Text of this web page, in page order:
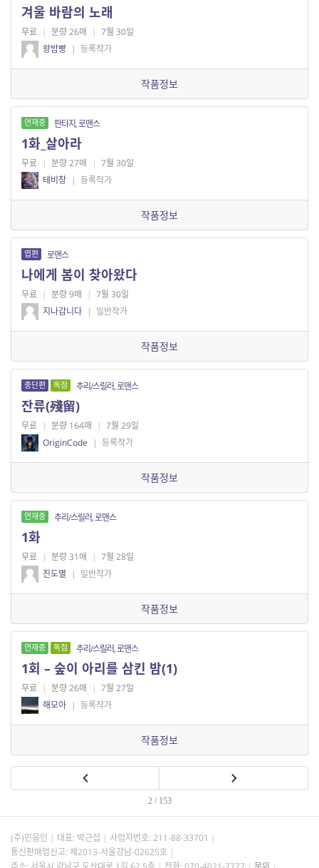
겨울 바람의 노래
무료 | 분량 26매 | 7월 30일
왕밤빵 | 등록작가
작품정보
연재중 판타지, 로맨스
1화_살아라
무료 | 분량 27매 | 7월 30일
테비창 | 등록작가
작품정보
엽편 로맨스
나에게 봄이 찾아왔다
무료 | 분량 9매 | 7월 30일
지나갑니다 | 일반작가
작품정보
중단편 독점 추리/스릴러, 로맨스
잔류(殘留)
무료 | 분량 164매 | 7월 29일
OriginCode
| 등록작가
작품정보
연재중 추리/스릴러, 로맨스
1화
무료 | 분량 31매 | 7월 28일
진도별
| 일반작가
작품정보
연재중 독점 추리/스릴러, 로맨스
1회 – 숲이 아리를 삼킨 밤(1)
무료 | 분량 26매 | 7월 27일
해모아 | 등록작가
작품정보
2 / 153
(주)민음인 대표: 박근섭 사업자번호: 211-88-33701
통신판매업신고: 제2013-서울강남-02625호